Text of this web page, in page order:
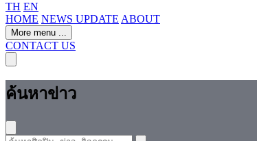
TH EN
HOME NEWS UPDATE ABOUT
More menu ...
CONTACT US
ค้นหาข่าว